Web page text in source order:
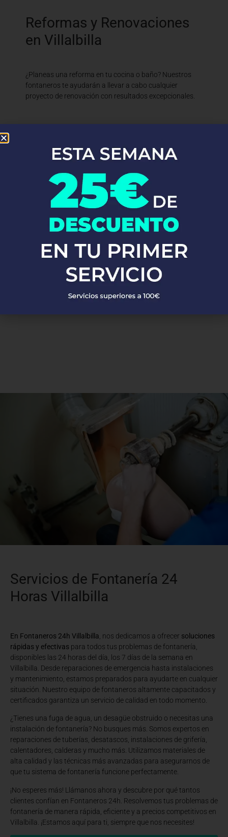
Reformas y Renovaciones
en Villalbilla
¿Planeas una reforma en tu cocina o baño? Nuestros
fontaneros te ayudarán a llevar a cabo cualquier
proyecto de renovación con resultados excepcionales.
En Fontaneros 24h Villalbilla, brindamos una completa gama de
sea una emergencia o un mantenimiento rutinario, estamos
disponibles para asistirte las 24 horas del día, los 7 días de la
semana. A continuación, te mostramos algunos de nuestros
servicios más populares:
PEDIR PRESUPUESTO
Servicios de Fontanería 24
Horas Villalbilla
En Fontaneros 24h Villalbilla , nos dedicamos a ofrecer soluciones
rápidas y efectivas para todos tus problemas de fontanería,
disponibles las 24 horas del día, los 7 días de la semana en
Villalbilla. Desde reparaciones de emergencia hasta instalaciones
y mantenimiento, estamos preparados para ayudarte en cualquier
situación. Nuestro equipo de fontaneros altamente capacitados y
certificados garantiza un servicio de calidad en todo momento.
¿Tienes una fuga de agua, un desagüe obstruido o necesitas una
instalación de fontanería? No busques más. Somos expertos en
reparaciones de tuberías, desatascos, instalaciones de grifería,
calentadores, calderas y mucho más. Utilizamos materiales de
alta calidad y las técnicas más avanzadas para asegurarnos de
que tu sistema de fontanería funcione perfectamente.
¡No esperes más! Llámanos ahora y descubre por qué tantos
clientes confían en Fontaneros 24h. Resolvemos tus problemas de
fontanería de manera rápida, eficiente y a precios competitivos en
Villalbilla. ¡Estamos aquí para ti, siempre que nos necesites!